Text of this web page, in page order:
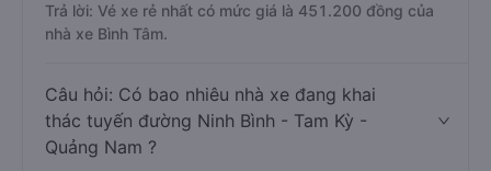
Trả lời: Vé xe rẻ nhất có mức giá là 451.200 đồng của
nhà xe Bình Tâm.
Câu hỏi: Có bao nhiêu nhà xe đang khai
thác tuyến đường Ninh Bình - Tam Kỳ -
Quảng Nam ?